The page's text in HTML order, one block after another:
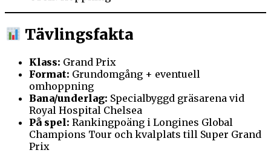
Tävlingsfakta
Klass: Grand Prix
Format: Grundomgång + eventuell
omhoppning
Bana/underlag: Specialbyggd gräsarena vid
Royal Hospital Chelsea
På spel: Rankingpoäng i Longines Global
Champions Tour och kvalplats till Super Grand
Prix